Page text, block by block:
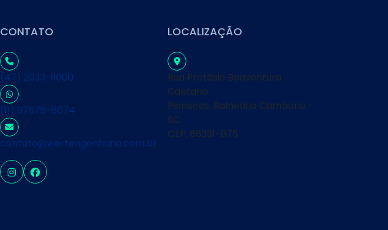
CONTATO
(47) 2033-9000
(11) 97678-8074
contato@wertengenharia.com.br
LOCALIZAÇÃO
Rua Protásio Boaventura
Caetano
Pioneiros, Balneário Camboriú -
SC
CEP: 88331-075